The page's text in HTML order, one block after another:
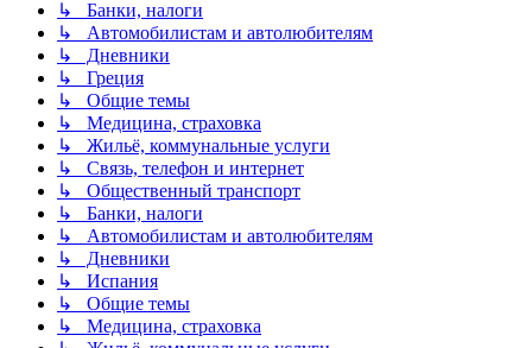
↳ Банки, налоги
↳ Автомобилистам и автолюбителям
↳ Дневники
↳ Греция
↳ Общие темы
↳ Медицина, страховка
↳ Жильё, коммунальные услуги
↳ Связь, телефон и интернет
↳ Общественный транспорт
↳ Банки, налоги
↳ Автомобилистам и автолюбителям
↳ Дневники
↳ Испания
↳ Общие темы
↳ Медицина, страховка